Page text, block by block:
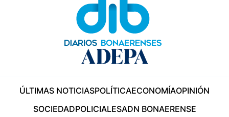
ÚLTIMAS NOTICIASPOLÍTICAECONOMÍAOPINIÓN
SOCIEDADPOLICIALESADN BONAERENSE